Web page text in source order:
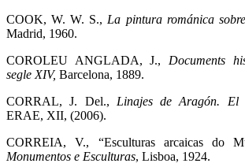
COOK, W. W. S., La pintura románica
Madrid, 1960.
COROLEU ANGLADA, J., Documents
segle XIV, Barcelona, 1889.
CORRAL, J. Del., Linajes de Aragón. El
ERAE, XII, (2006).
CORREIA, V., “Esculturas arcaicas do
Monumentos e Esculturas, Lisboa, 1924.